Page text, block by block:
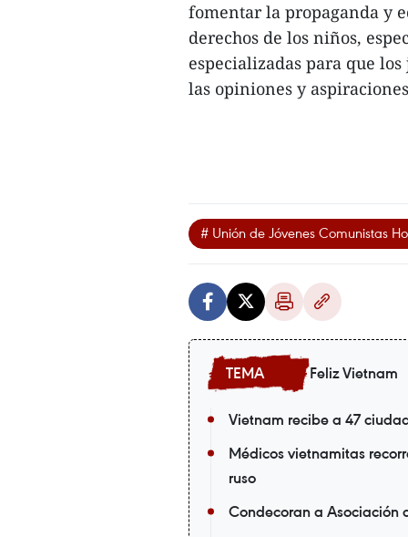
fomentar la propaganda y
derechos de los niños,
especializadas para que
las opiniones y
# Unión de Jóvenes Comunistas
Feliz Vietnam
Vietnam recibe a 47
Médicos vietnamitas
ruso
Condecoran a